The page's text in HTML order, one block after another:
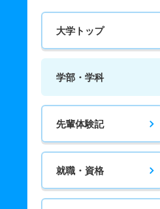
大学トップ
学部・学科
先輩体験記
就職・資格